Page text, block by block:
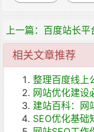
上一篇：百度站长平
相关文章推荐
整理百度线上
网站优化建设
建站百科：网
SEO优化基础